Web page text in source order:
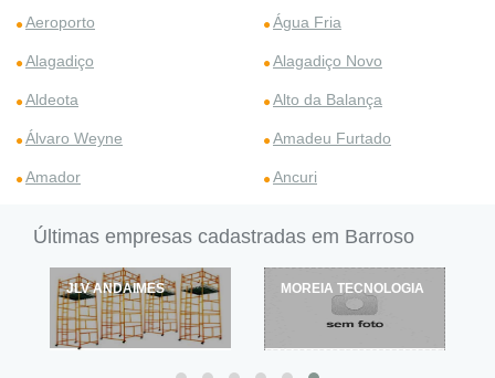
Aeroporto Água Fria
Alagadiço Alagadiço Novo
Aldeota Alto da Balança
Álvaro Weyne Amadeu Furtado
Amador Ancuri
Últimas empresas cadastradas em Barroso
JLV ANDAIMES MOREIA TECNOLOGIA